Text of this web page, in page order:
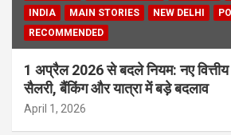
INDIA
MAIN STORIES NEW DELHI
RECOMMENDED
1 अप्रैल 2026 से बदले नियम: नए
सैलरी, बैंकिंग और यात्रा में बड़े बदलाव
April 1, 2026